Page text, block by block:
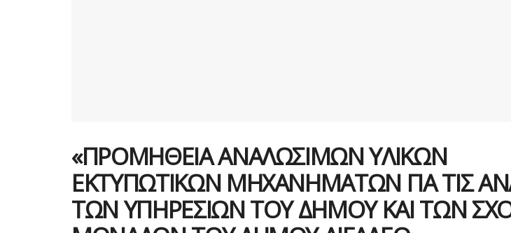
«ΠΡΟΜΗΘΕΙΑ ΑΝΑΛΩΣΙΜΩΝ ΥΛΙΚΩΝ
ΕΚΤΥΠΩΤΙΚΩΝ ΜΗΧΑΝΗΜΑΤΩΝ ΓΙΑ ΤΙΣ
ΤΩΝ ΥΠΗΡΕΣΙΩΝ ΤΟΥ ΔΗΜΟΥ ΚΑΙ ΤΩΝ